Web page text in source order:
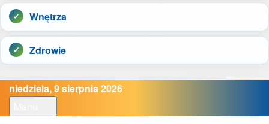
Wnętrza
Zdrowie
niedziela, 9 sierpnia 2026